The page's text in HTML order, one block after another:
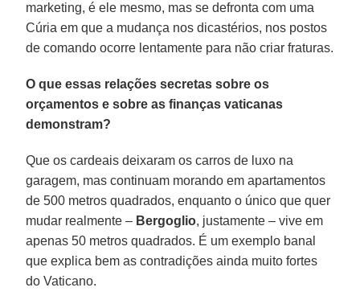
marketing, é ele mesmo, mas se defronta com uma
Cúria em que a mudança nos dicastérios, nos postos
de comando ocorre lentamente para não criar fraturas.
O que essas relações secretas sobre os
orçamentos e sobre as finanças vaticanas
demonstram?
Que os cardeais deixaram os carros de luxo na
garagem, mas continuam morando em apartamentos
de 500 metros quadrados, enquanto o único que quer
mudar realmente – Bergoglio, justamente – vive em
apenas 50 metros quadrados. É um exemplo banal
que explica bem as contradições ainda muito fortes
do Vaticano.